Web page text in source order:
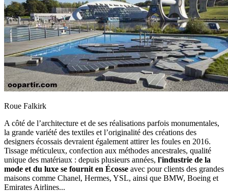
Roue Falkirk
A côté de l’architecture et de ses réalisations parfois monumentales,
la grande variété des textiles et l’originalité des créations des
designers écossais devraient également attirer les foules en 2016.
Tissage méticuleux, confection aux méthodes ancestrales, qualité
unique des matériaux : depuis plusieurs années, l'industrie de la
mode et du luxe se fournit en Écosse avec pour clients des grandes
maisons comme Chanel, Hermes, YSL, ainsi que BMW, Boeing et
Emirates Airlines...